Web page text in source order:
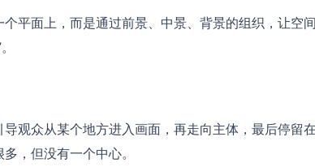
平面上，而是通过前景、中景、背景的组织，让空
观众从某个地方进入画面，再走向主体，最后停留
，但没有一个中心。